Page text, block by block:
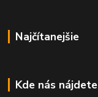
Najčítanejšie
Kde nás nájdete